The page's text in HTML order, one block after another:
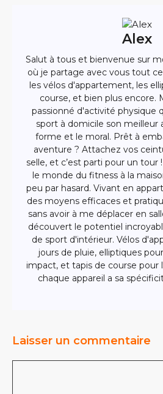
Alex
Salut à tous et bienvenue sur
où je partage avec vous tout
les vélos d'appartement, les
course, et bien plus encore.
passionné d'activité physique
sport à domicile son meilleur
forme et le moral. Prêt à
aventure ? Attachez vos
selle, et c’est parti pour un tour
le monde du fitness à la
peu par hasard. Vivant en
des moyens efficaces et
sans avoir à me déplacer en
découvert le potentiel
de sport d'intérieur. Vélos
jours de pluie, elliptiques
impact, et tapis de course pour
chaque appareil a sa
Laisser un commentaire